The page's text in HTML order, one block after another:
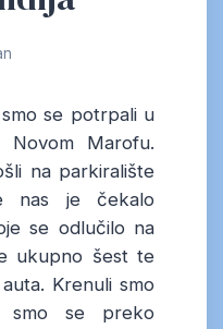
se potrpali u
Marofu.
na parkiralište
nas je čekalo
se odlučilo na
ukupno šest te
Krenuli smo
smo se preko